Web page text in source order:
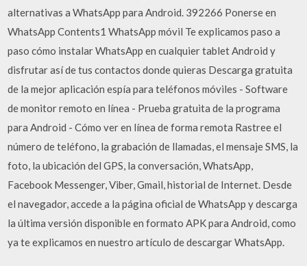
alternativas a WhatsApp para Android. 392266 Ponerse en
WhatsApp Contents1 WhatsApp móvil Te explicamos paso a
paso cómo instalar WhatsApp en cualquier tablet Android y
disfrutar así de tus contactos donde quieras Descarga gratuita
de la mejor aplicación espía para teléfonos móviles - Software
de monitor remoto en línea - Prueba gratuita de la programa
para Android - Cómo ver en línea de forma remota Rastree el
número de teléfono, la grabación de llamadas, el mensaje SMS, la
foto, la ubicación del GPS, la conversación, WhatsApp,
Facebook Messenger, Viber, Gmail, historial de Internet. Desde
el navegador, accede a la página oficial de WhatsApp y descarga
la última versión disponible en formato APK para Android, como
ya te explicamos en nuestro artículo de descargar WhatsApp.